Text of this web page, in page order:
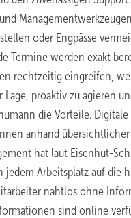
oder Engpässe
Termine werden exakt
rechtzeitig eingreifen,
proaktiv zu agieren
die Vorteile.
anhand
hat laut Eisenhut-
jedem Arbeitsplatz auf die
nahtlos ohne
sind online